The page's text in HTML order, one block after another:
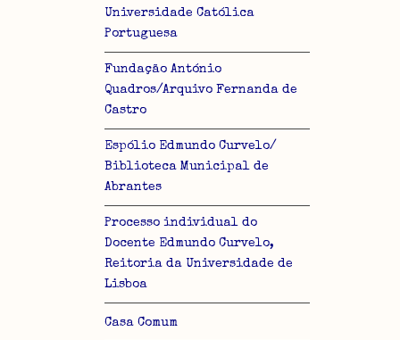
Universidade Católica
Portuguesa
Fundação António
Quadros/Arquivo Fernanda de
Castro
Espólio Edmundo Curvelo/
Biblioteca Municipal de
Abrantes
Processo individual do
Docente Edmundo Curvelo,
Reitoria da Universidade de
Lisboa
Casa Comum